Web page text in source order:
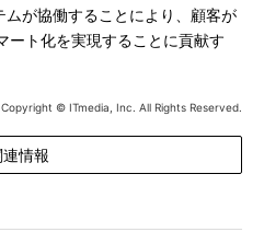
が協働することにより、顧客が
ート化を実現することに貢献す
Copyright © ITmedia, Inc. All Rights Reserved.
連情報